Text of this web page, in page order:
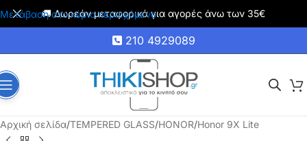
Μετάβαση στο κύριο περιεχόμενο
🚚 Δωρεάν μεταφορικά για αγορές άνω των 35€
210 4929089
Αρχική σελίδα/TEMPERED GLASS/HONOR/Honor 9X Lite